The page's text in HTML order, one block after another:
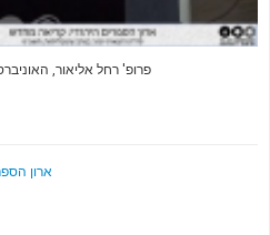
פרופ' רחל אליאור,
ארון